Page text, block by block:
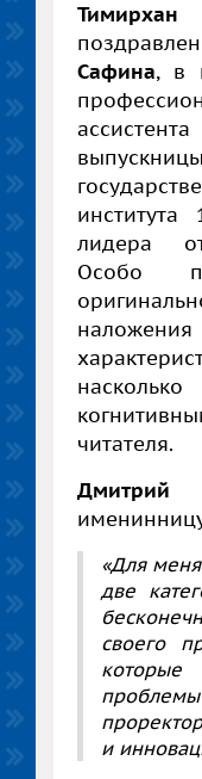
Тимирхан
Сафина, в
лидера
Особо
читателя.
Дмитрий
«Для меня
две
своего
и